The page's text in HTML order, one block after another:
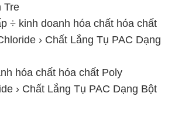
Tre
÷ kinh doanh hóa chất hóa chất
› Chất Lắng Tụ PAC Dạng
hóa chất hóa chất Poly
› Chất Lắng Tụ PAC Dạng Bột